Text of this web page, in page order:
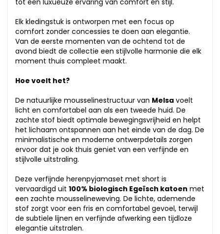
tot een luxueuze ervaring van comfort en stijl.
Elk kledingstuk is ontworpen met een focus op
comfort zonder concessies te doen aan elegantie.
Van de eerste momenten van de ochtend tot de
avond biedt de collectie een stijlvolle harmonie die elk
moment thuis compleet maakt.
Hoe voelt het?
De natuurlijke mousselinestructuur van Melsa voelt
licht en comfortabel aan als een tweede huid. De
zachte stof biedt optimale bewegingsvrijheid en helpt
het lichaam ontspannen aan het einde van de dag. De
minimalistische en moderne ontwerpdetails zorgen
ervoor dat je ook thuis geniet van een verfijnde en
stijlvolle uitstraling.
Deze verfijnde herenpyjamaset met short is
vervaardigd uit 100% biologisch Egeïsch katoen met
een zachte mousselineweving. De lichte, ademende
stof zorgt voor een fris en comfortabel gevoel, terwijl
de subtiele lijnen en verfijnde afwerking een tijdloze
elegantie uitstralen.